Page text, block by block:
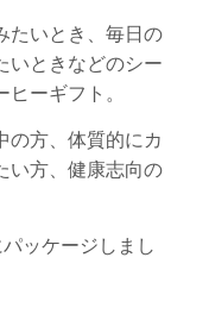
たいとき、毎日の
いときなどのシー
ーギフト。
の方、体質的にカ
い方、健康志向の
ッケージしまし